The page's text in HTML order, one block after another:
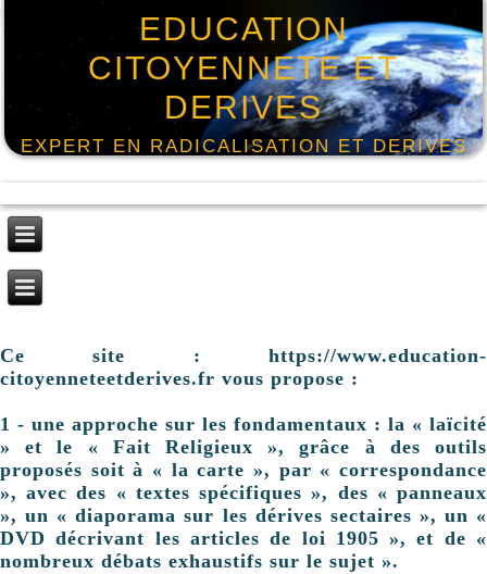
EDUCATION
CITOYENNETE ET
DERIVES
EXPERT EN RADICALISATION ET DERIVES
Ce site : https://www.education-
citoyenneteetderives.fr vous propose :
1 - une approche sur les fondamentaux : la « laïcité
» et le « Fait Religieux », grâce à des outils
proposés soit à « la carte », par « correspondance
», avec des « textes spécifiques », des « panneaux
», un « diaporama sur les dérives sectaires », un «
DVD décrivant les articles de loi 1905 », et de «
nombreux débats exhaustifs sur le sujet ».